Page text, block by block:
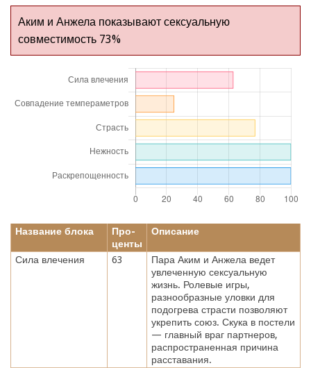
Аким и Анжела показывают сексуальную
совместимость 73%
Название блока
Про-
центы
Описание
Сила влечения 63
Пара Аким и Анжела ведет
увлеченную сексуальную
жизнь. Ролевые игры,
разнообразные уловки для
подогрева страсти позволяют
укрепить союз. Скука в постели
— главный враг партнеров,
распространенная причина
расставания.